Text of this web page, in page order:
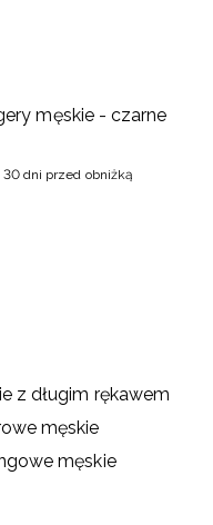
męskie - czarne
30 dni przed obniżką
z długim rękawem
męskie
męskie